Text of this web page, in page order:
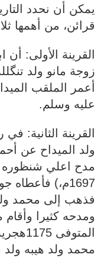
يمكن أن نحدد
قرائن، من أهمها
القرينة الأولى:
زوجة مانو ولد
أعمر الملقب
عليه وسلم.
القرينة الثانية:
ولد الميداح عن
مدح اعلي شنظوره
1697م،)
ومدحه كثيرا
محمد ولد هيبه